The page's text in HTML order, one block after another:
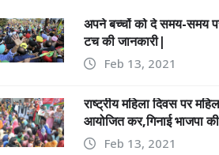
अपने बच्चों को दे समय-समय
टच की जानकारी|
Feb 13, 2021
राष्ट्रीय महिला दिवस पर
आयोजित कर,गिनाई भाजपा
Feb 13, 2021